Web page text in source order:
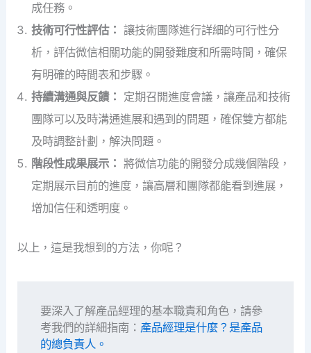
成任務。
技術可行性評估： 讓技術團隊進行詳細的可行性分
析，評估微信相關功能的開發難度和所需時間，確保
有明確的時間表和步驟。
持續溝通與反饋： 定期召開進度會議，讓產品和技術
團隊可以及時溝通進展和遇到的問題，確保雙方都能
及時調整計劃，解決問題。
階段性成果展示： 將微信功能的開發分成幾個階段，
定期展示目前的進度，讓高層和團隊都能看到進展，
增加信任和透明度。
以上，這是我想到的方法，你呢？
要深入了解產品經理的基本職責和角色，請參
考我們的詳細指南： 產品經理是什麼？是產品
的總負責人。